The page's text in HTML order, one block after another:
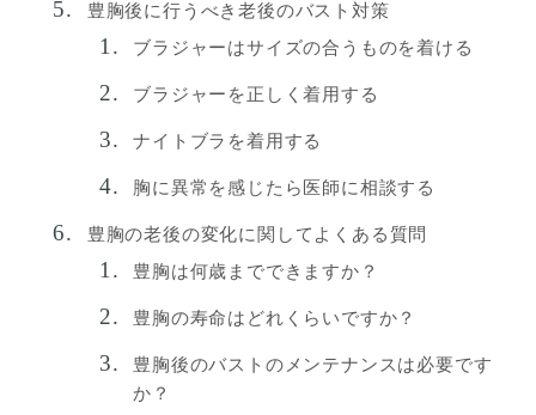
豊胸後に行うべき老後のバスト対策
ブラジャーはサイズの合うものを着ける
ブラジャーを正しく着用する
ナイトブラを着用する
胸に異常を感じたら医師に相談する
豊胸の老後の変化に関してよくある質問
豊胸は何歳までできますか？
豊胸の寿命はどれくらいですか？
豊胸後のバストのメンテナンスは必要です
か？